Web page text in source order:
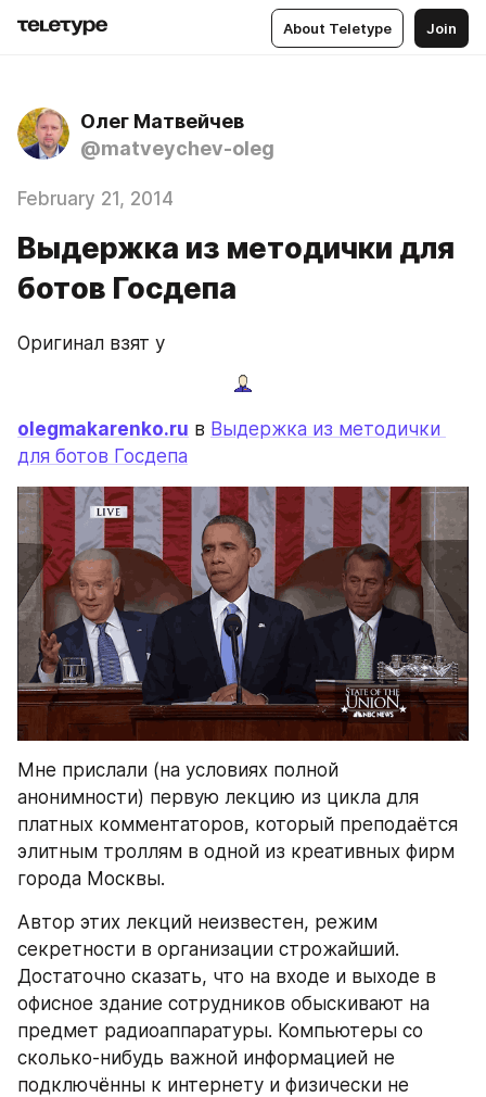
About Teletype Join
Олег Матвейчев
@matveychev-oleg
February 21, 2014
Выдержка из методички для
ботов Госдепа
Оригинал взят у
olegmakarenko.ru в Выдержка из методички
для ботов Госдепа
Мне прислали (на условиях полной
анонимности) первую лекцию из цикла для
платных комментаторов, который преподаётся
элитным троллям в одной из креативных фирм
города Москвы.
Автор этих лекций неизвестен, режим
секретности в организации строжайший.
Достаточно сказать, что на входе и выходе в
офисное здание сотрудников обыскивают на
предмет радиоаппаратуры. Компьютеры со
сколько-нибудь важной информацией не
подключённы к интернету и физически не